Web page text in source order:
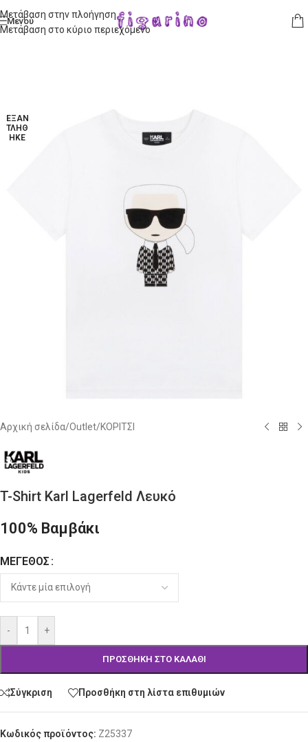
Μετάβαση στην πλοήγηση
Μετάβαση στο κύριο περιεχόμενο
Μενού
ΕΞΑΝ
ΤΛΉΘ
ΗΚΕ
Αρχική σελίδα/Outlet/ΚΟΡΙΤΣΙ
T-Shirt Karl Lagerfeld Λευκό
100% Βαμβάκι
ΜΈΓΕΘΟΣ
- +
ΠΡΟΣΘΉΚΗ ΣΤΟ ΚΑΛΆΘΙ
Alternative:
Σύγκριση Προσθήκη στη λίστα επιθυμιών
Κωδικός προϊόντος: Z25337